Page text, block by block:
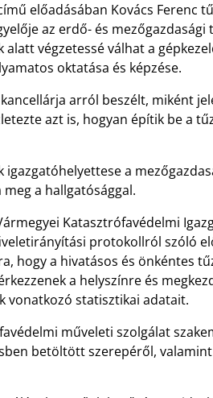
előadásában Kovács Ferenc
az erdő- és mezőgazdasági
végzetessé válhat a
oktatása és képzése.
arról beszélt, miként
azt is, hogyan építik be a
igazgatóhelyettese a
a hallgatósággal.
Katasztrófavédelmi
protokollról szóló
hogy a hivatásos és önkéntes
a helyszínre és
vonatkozó statisztikai adatait.
műveleti szolgálat
betöltött szerepéről,